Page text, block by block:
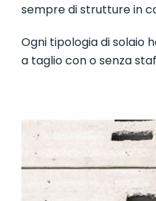
sempre di strutture in
Ogni tipologia di solaio
a taglio con o senza